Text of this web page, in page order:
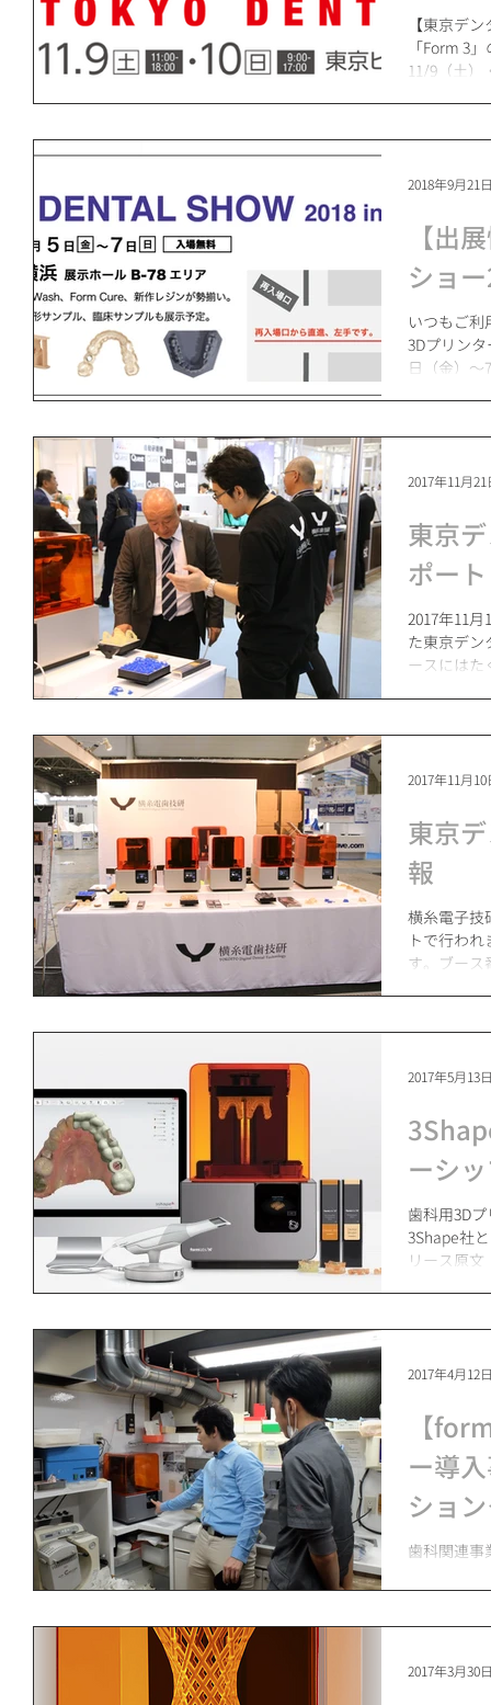
【東京デ
「Form 3
11/9（土）
【出
ショ
いつもご利
3Dプリン
日（金）〜
2018年9月21
東京
ポート
2017年11
た東京デン
ースにはた
た。...
2017年11月21
東京
報
横糸電子技
トで行わ
す。ブース
2017年11月10
ーシ
歯科用3D
3Shape社
リース原
2017年5月13
【
ー導
ショ
院）
歯科関連事
ーム2）を
2017年4月12
2017年3月30